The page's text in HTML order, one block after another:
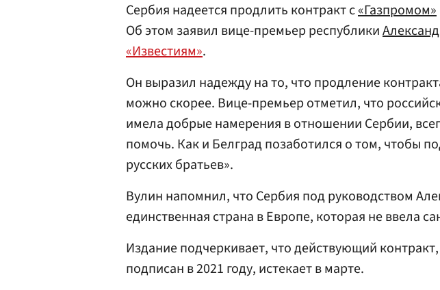
Сербия надеется продлить контракт с«Газпромом»
Об этом заявил вице-премьер республики
«Известиям».
Он выразил надежду на то, что продление
можно скорее. Вице-премьер отметил, что
имела добрые намерения в отношении Сербии,
помочь. Как и Белград позаботился о том, чтобы
русских братьев».
Вулин напомнил, что Сербия под руководством
единственная страна в Европе, которая не ввела
Издание подчеркивает, что действующий
подписан в 2021 году, истекает в марте.